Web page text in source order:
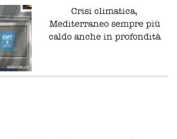
Crisi climatica,
Mediterraneo sempre più
caldo anche in profondità